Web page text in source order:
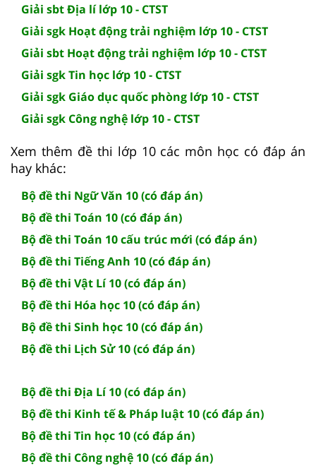
Giải sbt Địa lí lớp 10 - CTST
Giải sgk Hoạt động trải nghiệm lớp 10 - CTST
Giải sbt Hoạt động trải nghiệm lớp 10 - CTST
Giải sgk Tin học lớp 10 - CTST
Giải sgk Giáo dục quốc phòng lớp 10 - CTST
Giải sgk Công nghệ lớp 10 - CTST
Xem thêm đề thi lớp 10 các môn học có đáp án
hay khác:
Bộ đề thi Ngữ Văn 10 (có đáp án)
Bộ đề thi Toán 10 (có đáp án)
Bộ đề thi Toán 10 cấu trúc mới (có đáp án)
Bộ đề thi Tiếng Anh 10 (có đáp án)
Bộ đề thi Vật Lí 10 (có đáp án)
Bộ đề thi Hóa học 10 (có đáp án)
Bộ đề thi Sinh học 10 (có đáp án)
Bộ đề thi Lịch Sử 10 (có đáp án)
Bộ đề thi Địa Lí 10 (có đáp án)
Bộ đề thi Kinh tế & Pháp luật 10 (có đáp án)
Bộ đề thi Tin học 10 (có đáp án)
Bộ đề thi Công nghệ 10 (có đáp án)